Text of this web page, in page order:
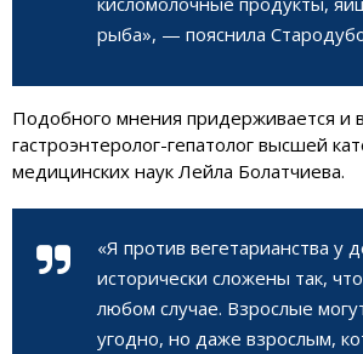
рыба», — пояснила
Подобного мнения придерживается и
гастроэнтеролог-гепатолог высшей
медицинских наук Лейла Болатчиева.
«Я против вегетарианства у
исторически сложены так,
любом случае. Взрослые
угодно, но даже взрослым,